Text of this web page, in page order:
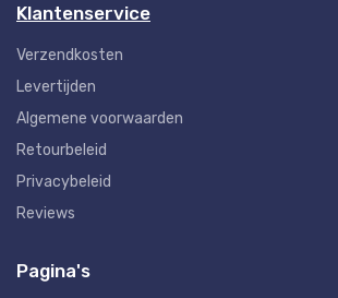
Klantenservice
Verzendkosten
Levertijden
Algemene voorwaarden
Retourbeleid
Privacybeleid
Reviews
Pagina's